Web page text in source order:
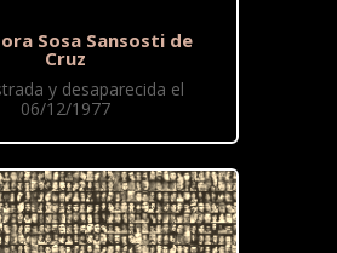
Sosa Sansosti de
Cruz
y desaparecida el
06/12/1977